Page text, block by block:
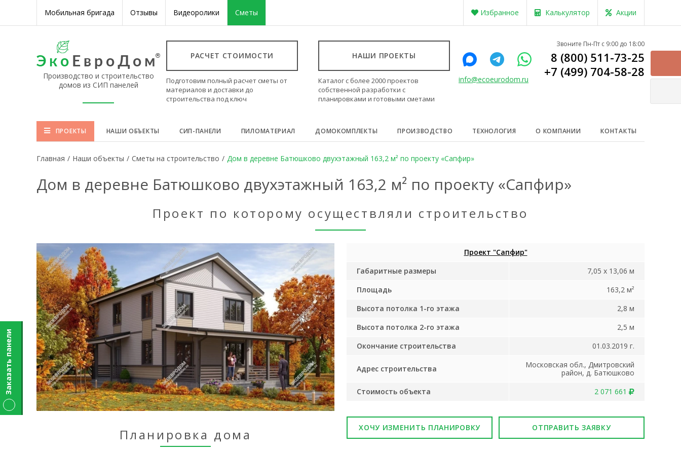
Мобильная бригада Отзывы Видеоролики Сметы Избранное Калькулятор Акции
Производство и строительство
домов из СИП панелей
РАСЧЕТ СТОИМОСТИ
Подготовим полный расчет сметы от
материалов и доставки до
строительства под ключ
НАШИ ПРОЕКТЫ
Каталог с более 2000 проектов
собственной разработки с
планировками и готовыми сметами
info@ecoeurodom.ru
Звоните Пн-Пт с 9:00 до 18:00
8 (800) 511-73-25
+7 (499) 704-58-28
ПРОЕКТЫ НАШИ ОБЪЕКТЫ СИП-ПАНЕЛИ ПИЛОМАТЕРИАЛ ДОМОКОМПЛЕКТЫ ПРОИЗВОДСТВО ТЕХНОЛОГИЯ О КОМПАНИИ КОНТАКТЫ
Главная / Наши объекты / Сметы на строительство / Дом в деревне Батюшково двухэтажный 163,2 м² по проекту «Сапфир»
Дом в деревне Батюшково двухэтажный 163,2 м² по проекту «Сапфир»
Проект по которому осуществляли строительство
Планировка дома
Проект "Сапфир"
Габаритные размеры
7,05 х 13,06 м
Площадь
163,2 м²
Высота потолка 1-го этажа
2,8 м
Высота потолка 2-го этажа
2,5 м
Окончание строительства
01.03.2019 г.
Адрес строительства
Московская обл., Дмитровский
район, д. Батюшково
Стоимость объекта
2 071 661
ХОЧУ ИЗМЕНИТЬ ПЛАНИРОВКУ ОТПРАВИТЬ ЗАЯВКУ
Заказать панели